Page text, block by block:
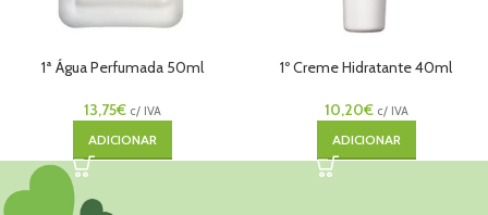
1ª Água Perfumada 50ml
13,75€ c/ IVA
ADICIONAR
1º Creme Hidratante 40ml
10,20€ c/ IVA
ADICIONAR